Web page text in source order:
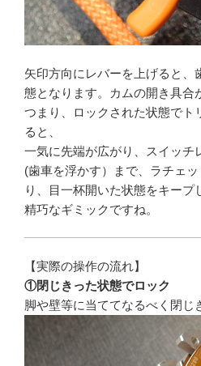
矢印方向にレバーを上げると、
態となります。カムの開き具合
つまり、ロックされた状態でト
ると、
一気に先端が広がり、スイッチ
(歯車を浮かす）まで、ラチェ
り、目一杯開いた状態をキープ
精巧なギミックですね。
【実際の操作の流れ】
①閉じきった状態でロック
脚や壁等に当ててなるべく閉じ